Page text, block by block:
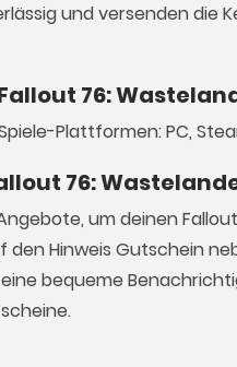
und versenden die
76:
Plattformen: PC,
76:
um deinen
Hinweis Gutschein
bequeme